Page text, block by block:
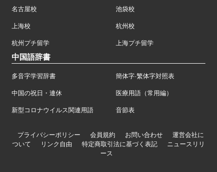
名古屋校 池袋校
上海校 杭州校
杭州プチ留学 上海プチ留学
中国語辞書
多音字学習辞書 簡体字·繁体字対照表
中国の祝日・連休 医療用語（常用編）
新型コロナウイルス関連用語 音節表
プライバシーポリシー 会員規約 お問い合わせ
運営会社に
ついて
リンク自由 特定商取引法に基づく表記
ニュースリリ
ース